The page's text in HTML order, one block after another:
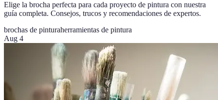
Elige la brocha perfecta para cada proyecto de pintura con nuestra
guía completa. Consejos, trucos y recomendaciones de expertos.
brochas de pinturaherramientas de pintura
Aug 4